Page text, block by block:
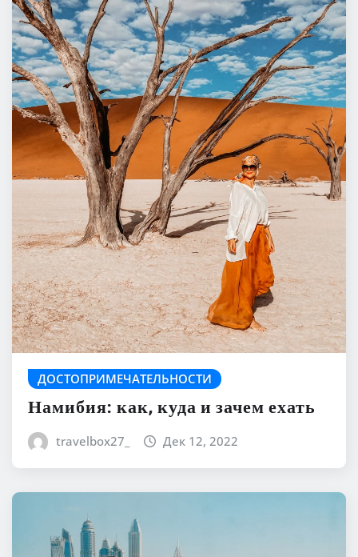
ДОСТОПРИМЕЧАТЕЛЬНОСТИ
Намибия: как, куда и зачем ехать
travelbox27_ Дек 12, 2022